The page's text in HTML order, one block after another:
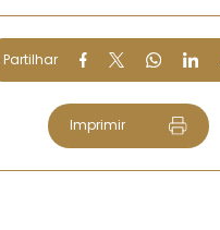
Partilhar
Imprimir